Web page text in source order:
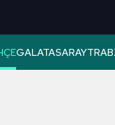
GALATASARAY